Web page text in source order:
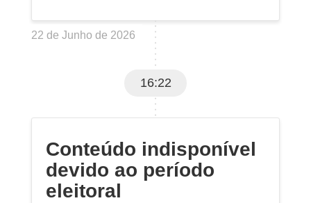
22 de Junho de 2026
16:22
Conteúdo indisponível
devido ao período
eleitoral